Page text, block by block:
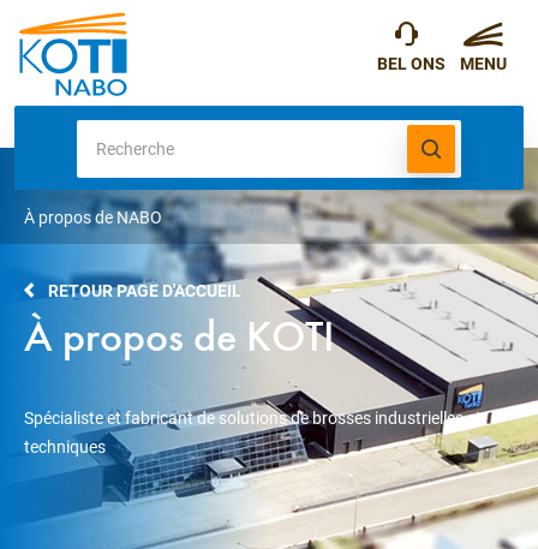
À propos de NABO
RETOUR PAGE D'ACCUEIL
À propos de KOTI
Spécialiste et fabricant de solutions de brosses industrielles et
techniques